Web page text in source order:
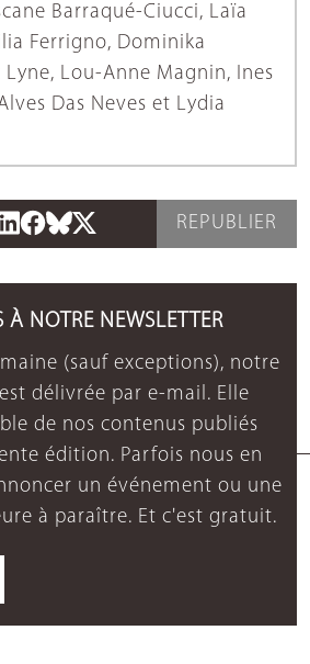
Barraqué-Ciucci, Laïa
Ferrigno, Dominika
Lyne, Lou-Anne Magnin, Ines
Das Neves et Lydia
REPUBLIER
À NOTRE NEWSLETTER
(sauf exceptions), notre
délivrée par e-mail. Elle
de nos contenus publiés
édition. Parfois nous en
un événement ou une
à paraître. Et c'est gratuit.